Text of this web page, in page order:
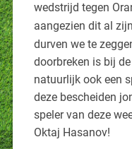
wedstrijd tegen
aangezien dit al
durven we te
doorbreken is bij
natuurlijk ook een
deze bescheiden
speler van deze
Oktaj Hasanov!